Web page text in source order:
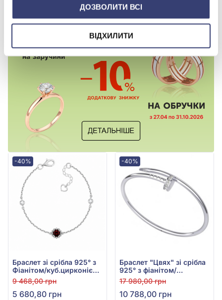
ДОЗВОЛИТИ ВСІ
ВІДХИЛИТИ
Купити
-40%
Браслет зі срібла 925° з
Фіанітом/куб.цирконієм
та Бордовим Гранатом,
арт. 4219р-GARN
9 468,00 грн
5 680,80 грн
-40%
Браслет "Цвях" зі срібла
925° з фіанітом/
куб.цирконієм, арт. 41191
17 980,00 грн
10 788,00 грн